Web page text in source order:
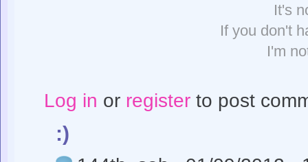
It's
If you don't
I'm
Log in or registerto post
:)